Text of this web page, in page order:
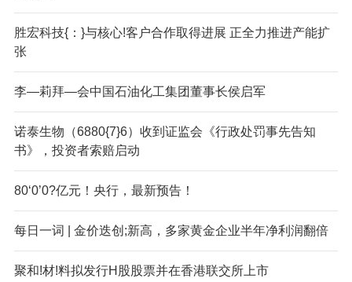
胜宏科技{：}与核心!客户合作取得进展 正全力推进产能扩
张
李—莉拜—会中国石油化工集团董事长侯启军
诺泰生物（6880{7}6）收到证监会《行政处罚事先告知
书》，投资者索赔启动
80‘0’0?亿元！央行，最新预告！
每日一词 | 金价迭创;新高，多家黄金企业半年净利润翻倍
聚和!材!料拟发行H股股票并在香港联交所上市